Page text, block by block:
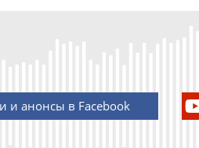
и анонсы в Facebook